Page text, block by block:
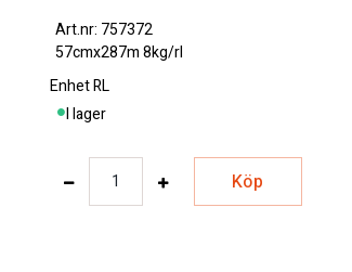
757372
57cmx287m 8kg/rl
EnhetRL
I lager
Köp